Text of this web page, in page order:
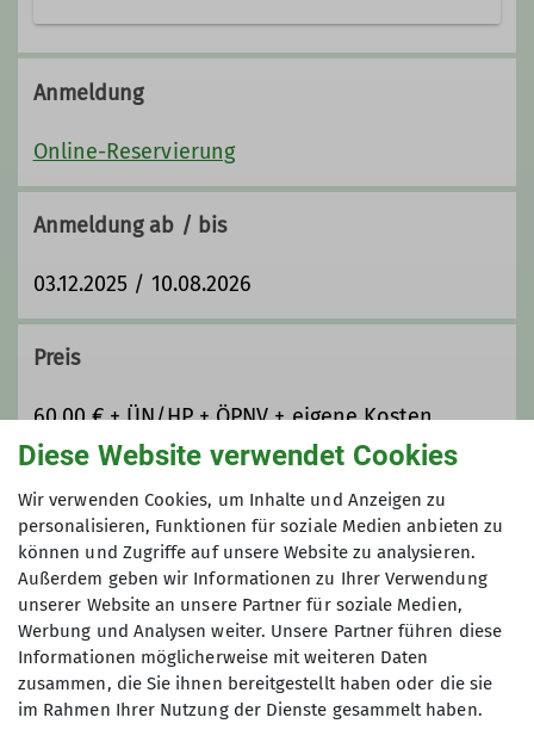
Anmeldung
Online-Reservierung
Anmeldung ab / bis
03.12.2025 / 10.08.2026
Preis
60,00 € + ÜN/HP + ÖPNV + eigene Kosten
Maximale Teilnehmeranzahl
7
Sektion
Diese Website verwendet Cookies
Wir verwenden Cookies, um Inhalte und Anzeigen zu
personalisieren, Funktionen für soziale Medien anbieten zu
können und Zugriffe auf unsere Website zu analysieren.
Außerdem geben wir Informationen zu Ihrer Verwendung
unserer Website an unsere Partner für soziale Medien,
Werbung und Analysen weiter. Unsere Partner führen diese
Informationen möglicherweise mit weiteren Daten
zusammen, die Sie ihnen bereitgestellt haben oder die sie
im Rahmen Ihrer Nutzung der Dienste gesammelt haben.